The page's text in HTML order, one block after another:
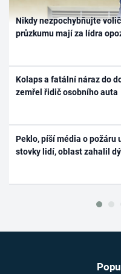
Nikdy nezpochybňujte
průzkumu mají za lídra
Kolaps a fatální náraz do
zemřel řidič osobního auta
Peklo, píší média o požáru
stovky lidí, oblast zahalil